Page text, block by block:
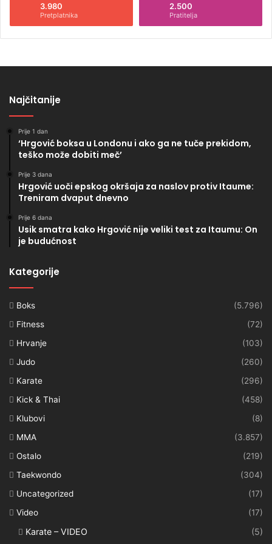
3.980
Pretplatnika
2.500
Pratitelja
Najčitanije
Prije 1 dan
‘Hrgović boksa u Londonu i ako ga ne tuče prekidom,
teško može dobiti meč’
Prije 3 dana
Hrgović uoči epskog okršaja za naslov protiv Itaume:
Treniram dvaput dnevno
Prije 6 dana
Usik smatra kako Hrgović nije veliki test za Itaumu: On
je budućnost
Kategorije
Boks
(5.796)
Fitness
(72)
Hrvanje
(103)
Judo
(260)
Karate
(296)
Kick & Thai
(458)
Klubovi
(8)
MMA
(3.857)
Ostalo
(219)
Taekwondo
(304)
Uncategorized
(17)
Video
(17)
Karate – VIDEO
(5)